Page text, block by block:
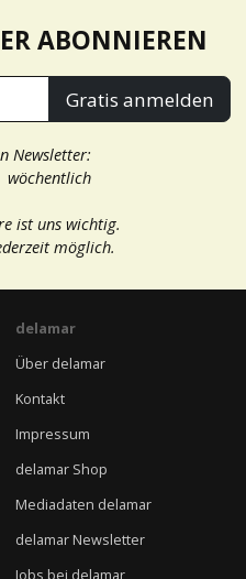
ABONNIEREN
Gratis anmelden
Newsletter:
wöchentlich
ist uns wichtig.
möglich.
delamar
Über delamar
Kontakt
Impressum
delamar Shop
Mediadaten delamar
delamar Newsletter
Jobs bei delamar